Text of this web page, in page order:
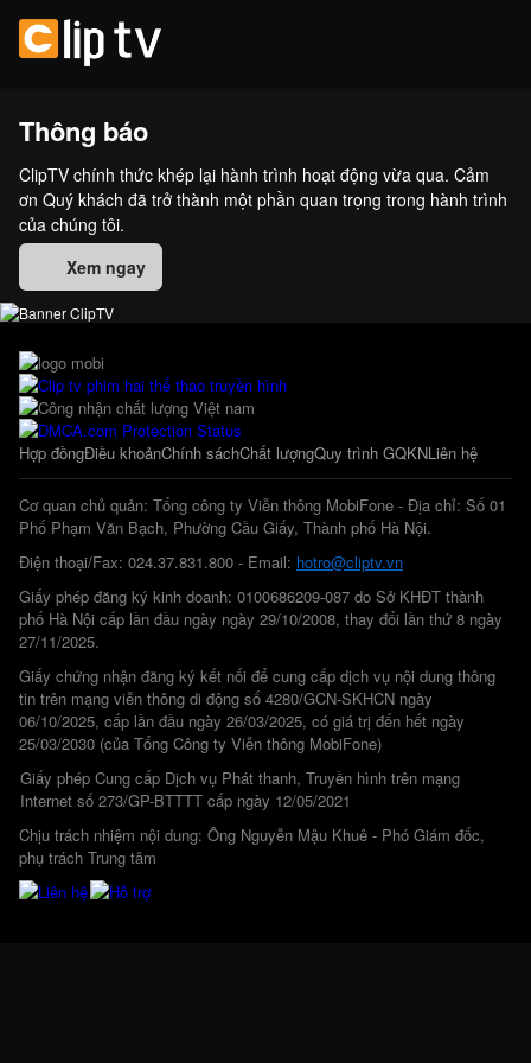
Thông báo
ClipTV chính thức khép lại hành trình hoạt động vừa qua. Cảm
ơn Quý khách đã trở thành một phần quan trọng trong hành trình
của chúng tôi.
Xem ngay
Hợp đồngĐiều khoảnChính sáchChất lượngQuy trình GQKNLiên hệ
Cơ quan chủ quản: Tổng công ty Viễn thông MobiFone - Địa chỉ: Số 01
Phố Phạm Văn Bạch, Phường Cầu Giấy, Thành phố Hà Nội.
Điện thoại/Fax: 024.37.831.800 - Email: hotro@cliptv.vn
Giấy phép đăng ký kinh doanh: 0100686209-087 do Sở KHĐT thành
phố Hà Nội cấp lần đầu ngày ngày 29/10/2008, thay đổi lần thứ 8 ngày
27/11/2025.
Giấy chứng nhận đăng ký kết nối để cung cấp dịch vụ nội dung thông
tin trên mạng viễn thông di động số 4280/GCN-SKHCN ngày
06/10/2025, cấp lần đầu ngày 26/03/2025, có giá trị đến hết ngày
25/03/2030 (của Tổng Công ty Viễn thông MobiFone)
Giấy phép Cung cấp Dịch vụ Phát thanh, Truyền hình trên mạng
Internet số 273/GP-BTTTT cấp ngày 12/05/2021
Chịu trách nhiệm nội dung: Ông Nguyễn Mậu Khuê - Phó Giám đốc,
phụ trách Trung tâm